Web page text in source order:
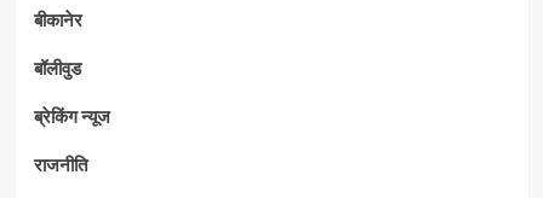
बीकानेर
बॉलीवुड
ब्रेकिंग न्यूज
राजनीति